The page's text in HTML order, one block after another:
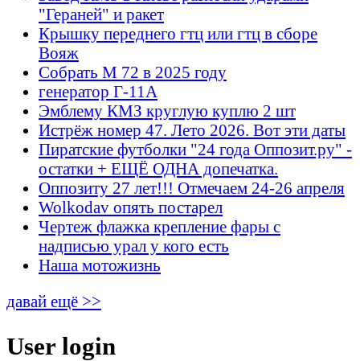
"Гераней" и ракет
Крышку переднего гтц или гтц в сборе
Вояж
Собрать М 72 в 2025 году
генератор Г-11А
Эмблему КМЗ круглую куплю 2 шт
Истрёж номер 47. Лето 2026. Вот эти даты
Пиратские футболки "24 года Оппозит.ру" -
остатки + ЕЩЁ ОДНА допечатка.
Оппозиту 27 лет!!! Отмечаем 24-26 апреля
Wolkodav опять постарел
Чертеж флажка крепление фары с
надписью урал у кого есть
Наша мотожизнь
давай ещё >>
User login